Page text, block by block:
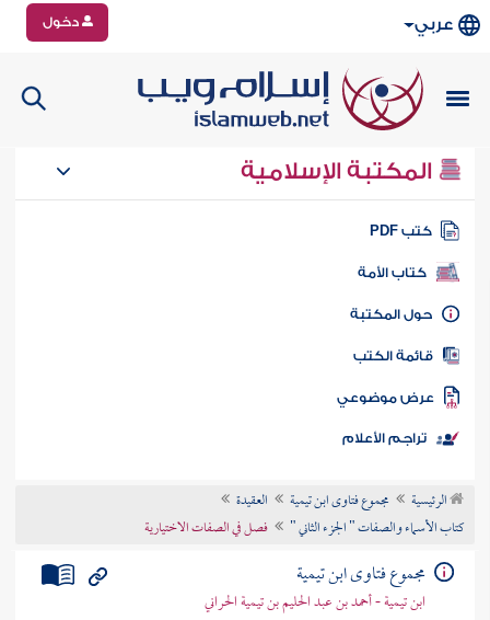
عربي دخول
المكتبة الإسلامية
كتب PDF
كتاب الأمة
المكتبة
الكتب
موضوعي
تراجم الأعلام
الرئيسية مجموع فتاوى ابن تيمية
العقيدة
كتاب الأسماء والصفات " الجزء الثاني "
فصل في الصفات الاختيارية
مجموع فتاوى ابن تيمية
ابن تيمية - أحمد بن عبد الحليم بن تيمية الحراني